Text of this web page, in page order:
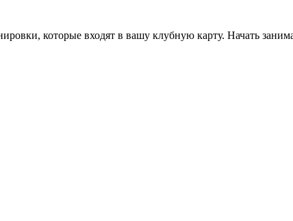
которые входят в вашу клубную карту. Начать